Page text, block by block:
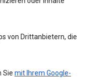
von Drittanbietern, die
Sie mit Ihrem Google-